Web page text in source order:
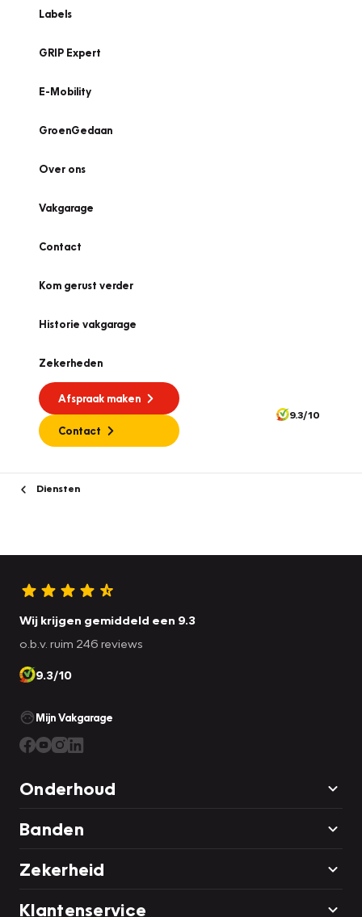
Labels
GRIP Expert
E-Mobility
GroenGedaan
Over ons
Vakgarage
Contact
Kom gerust verder
Historie vakgarage
Zekerheden
Afspraak maken
Contact
9.3/10
Diensten
Wij krijgen gemiddeld een 9.3
o.b.v. ruim 246 reviews
9.3/10
Mijn Vakgarage
Onderhoud
Banden
Zekerheid
Klantenservice